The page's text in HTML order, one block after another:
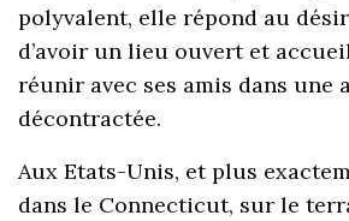
polyvalent, elle répond au
d’avoir un lieu ouvert et
réunir avec ses amis dans une
décontractée.
Aux Etats-Unis, et plus
dans le Connecticut, sur le